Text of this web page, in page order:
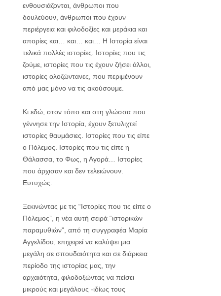
ενθουσιάζονται, άνθρωποι που
δουλεύουν, άνθρωποι που έχουν
περιέργεια και φιλοδοξίες και μεράκια και
απορίες και… και… και… Η Ιστορία είναι
τελικά πολλές ιστορίες. Ιστορίες που τις
ζούμε, ιστορίες που τις έχουν ζήσει άλλοι,
ιστορίες ολοζώντανες, που περιμένουν
από μας μόνο να τις ακούσουμε.
Κι εδώ, στον τόπο και στη γλώσσα που
γέννησε την Ιστορία, έχουν ξετυλιχτεί
ιστορίες θαυμάσιες. Ιστορίες που τις είπε
ο Πόλεμος. Ιστορίες που τις είπε η
Θάλασσα, το Φως, η Αγορά… Ιστορίες
που άρχισαν και δεν τελειώνουν.
Ευτυχώς.
Ξεκινώντας με τις “Ιστορίες που τις είπε ο
Πόλεμος”, η νέα αυτή σειρά “ιστορικών
παραμυθιών”, από τη συγγραφέα Μαρία
Αγγελίδου, επιχειρεί να καλύψει μια
μεγάλη σε σπουδαιότητα και σε διάρκεια
περίοδο της ιστορίας μας, την
αρχαιότητα, φιλοδοξώντας να πείσει
μικρούς και μεγάλους -ιδίως τους